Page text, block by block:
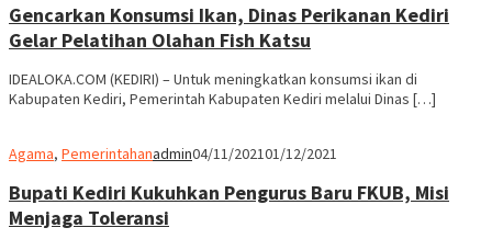
Gencarkan Konsumsi Ikan, Dinas Perikanan Kediri
Gelar Pelatihan Olahan Fish Katsu
IDEALOKA.COM (KEDIRI) – Untuk meningkatkan konsumsi ikan di
Kabupaten Kediri, Pemerintah Kabupaten Kediri melalui Dinas […]
Agama, Pemerintahanadmin04/11/202101/12/2021
Bupati Kediri Kukuhkan Pengurus Baru FKUB, Misi
Menjaga Toleransi